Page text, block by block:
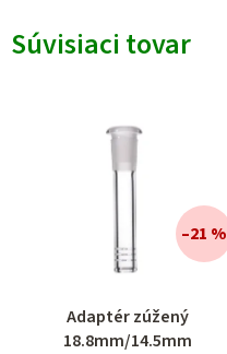
Súvisiaci tovar
Adaptér zúžený
18.8mm/14.5mm
–21 %